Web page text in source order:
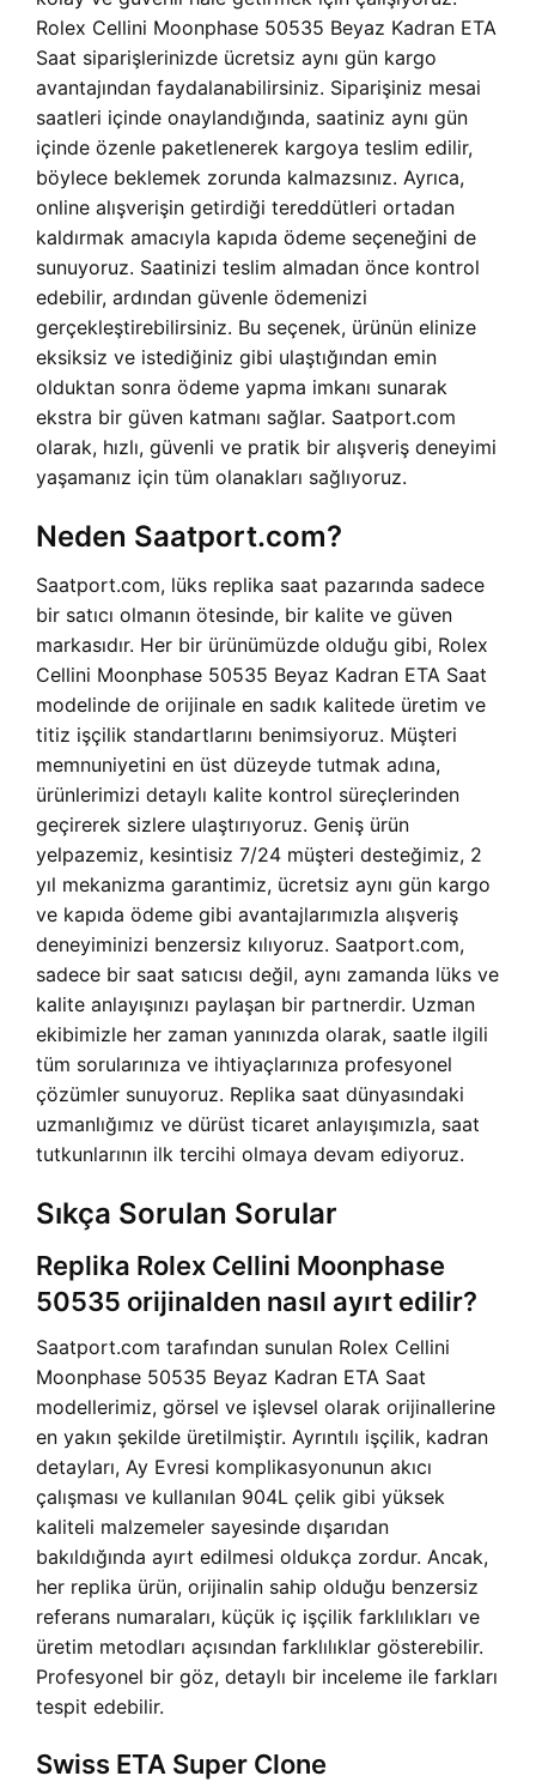
Rolex Cellini Moonphase 50535 Beyaz Kadran ETA
Saat siparişlerinizde ücretsiz aynı gün kargo
avantajından faydalanabilirsiniz. Siparişiniz mesai
saatleri içinde onaylandığında, saatiniz aynı gün
içinde özenle paketlenerek kargoya teslim edilir,
böylece beklemek zorunda kalmazsınız. Ayrıca,
online alışverişin getirdiği tereddütleri ortadan
kaldırmak amacıyla kapıda ödeme seçeneğini de
sunuyoruz. Saatinizi teslim almadan önce kontrol
edebilir, ardından güvenle ödemenizi
gerçekleştirebilirsiniz. Bu seçenek, ürünün elinize
eksiksiz ve istediğiniz gibi ulaştığından emin
olduktan sonra ödeme yapma imkanı sunarak
ekstra bir güven katmanı sağlar. Saatport.com
olarak, hızlı, güvenli ve pratik bir alışveriş deneyimi
yaşamanız için tüm olanakları sağlıyoruz.
Neden Saatport.com?
Saatport.com, lüks replika saat pazarında sadece
bir satıcı olmanın ötesinde, bir kalite ve güven
markasıdır. Her bir ürünümüzde olduğu gibi, Rolex
Cellini Moonphase 50535 Beyaz Kadran ETA Saat
modelinde de orijinale en sadık kalitede üretim ve
titiz işçilik standartlarını benimsiyoruz. Müşteri
memnuniyetini en üst düzeyde tutmak adına,
ürünlerimizi detaylı kalite kontrol süreçlerinden
geçirerek sizlere ulaştırıyoruz. Geniş ürün
yelpazemiz, kesintisiz 7/24 müşteri desteğimiz, 2
yıl mekanizma garantimiz, ücretsiz aynı gün kargo
ve kapıda ödeme gibi avantajlarımızla alışveriş
deneyiminizi benzersiz kılıyoruz. Saatport.com,
sadece bir saat satıcısı değil, aynı zamanda lüks ve
kalite anlayışınızı paylaşan bir partnerdir. Uzman
ekibimizle her zaman yanınızda olarak, saatle ilgili
tüm sorularınıza ve ihtiyaçlarınıza profesyonel
çözümler sunuyoruz. Replika saat dünyasındaki
uzmanlığımız ve dürüst ticaret anlayışımızla, saat
tutkunlarının ilk tercihi olmaya devam ediyoruz.
Sıkça Sorulan Sorular
Replika Rolex Cellini Moonphase
50535 orijinalden nasıl ayırt edilir?
Saatport.com tarafından sunulan Rolex Cellini
Moonphase 50535 Beyaz Kadran ETA Saat
modellerimiz, görsel ve işlevsel olarak orijinallerine
en yakın şekilde üretilmiştir. Ayrıntılı işçilik, kadran
detayları, Ay Evresi komplikasyonunun akıcı
çalışması ve kullanılan 904L çelik gibi yüksek
kaliteli malzemeler sayesinde dışarıdan
bakıldığında ayırt edilmesi oldukça zordur. Ancak,
her replika ürün, orijinalin sahip olduğu benzersiz
referans numaraları, küçük iç işçilik farklılıkları ve
üretim metodları açısından farklılıklar gösterebilir.
Profesyonel bir göz, detaylı bir inceleme ile farkları
tespit edebilir.
Swiss ETA Super Clone